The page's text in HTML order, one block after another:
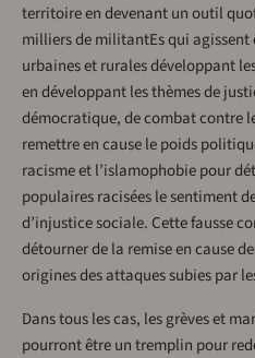
territoire en devenant un outil
milliers de militantEs qui agissent
urbaines et rurales développant
en développant les thèmes de
démocratique, de combat contre
remettre en cause le poids
racisme et l’islamophobie pour
populaires racisées le sentiment
d’injustice sociale. Cette fausse
détourner de la remise en cause
origines des attaques subies par
Dans tous les cas, les grèves et
pourront être un tremplin pour